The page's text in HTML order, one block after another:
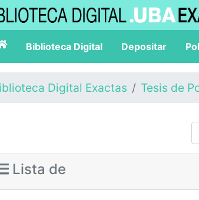
Biblioteca Digital Depositar
Digital Exactas Tesis de
Lista de